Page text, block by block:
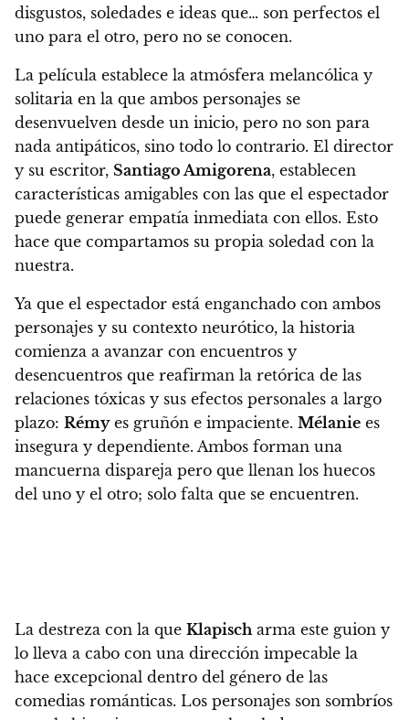
disgustos, soledades e ideas que… son perfectos el
uno para el otro, pero no se conocen.
La película establece la atmósfera melancólica y
solitaria en la que ambos personajes se
desenvuelven desde un inicio, pero no son para
nada antipáticos, sino todo lo contrario. El director
y su escritor, Santiago Amigorena, establecen
características amigables con las que el espectador
puede generar empatía inmediata con ellos. Esto
hace que compartamos su propia soledad con la
nuestra.
Ya que el espectador está enganchado con ambos
personajes y su contexto neurótico, la historia
comienza a avanzar con encuentros y
desencuentros que reafirman la retórica de las
relaciones tóxicas y sus efectos personales a largo
plazo: Rémyes gruñón e impaciente. Mélanie es
insegura y dependiente. Ambos forman una
mancuerna dispareja pero que llenan los huecos
del uno y el otro; solo falta que se encuentren.
La destreza con la que Klapisch arma este guion y
lo lleva a cabo con una dirección impecable la
hace excepcional dentro del género de las
comedias románticas. Los personajes son sombríos